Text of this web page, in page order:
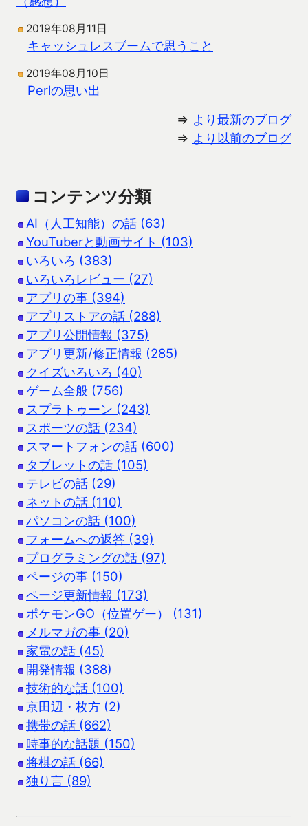
2019年08月11日
キャッシュレスブームで思うこと
2019年08月10日
Perlの思い出
⇒ より最新のブログ
⇒ より以前のブログ
コンテンツ分類
AI（人工知能）の話 (63)
YouTuberと動画サイト (103)
いろいろ (383)
いろいろレビュー (27)
アプリの事 (394)
アプリストアの話 (288)
アプリ公開情報 (375)
アプリ更新/修正情報 (285)
クイズいろいろ (40)
ゲーム全般 (756)
スプラトゥーン (243)
スポーツの話 (234)
スマートフォンの話 (600)
タブレットの話 (105)
テレビの話 (29)
ネットの話 (110)
パソコンの話 (100)
フォームへの返答 (39)
プログラミングの話 (97)
ページの事 (150)
ページ更新情報 (173)
ポケモンGO（位置ゲー） (131)
メルマガの事 (20)
家電の話 (45)
開発情報 (388)
技術的な話 (100)
京田辺・枚方 (2)
携帯の話 (662)
時事的な話題 (150)
将棋の話 (66)
独り言 (89)